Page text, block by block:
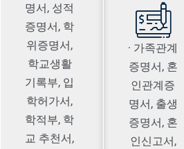
명서, 성적
증명서, 학
위증명서,
학교생활
기록부, 입
학허가서,
학적부, 학
교 추천서,
· 가족관계
증명서, 혼
인관계증
명서, 출생
증명서, 혼
인신고서,